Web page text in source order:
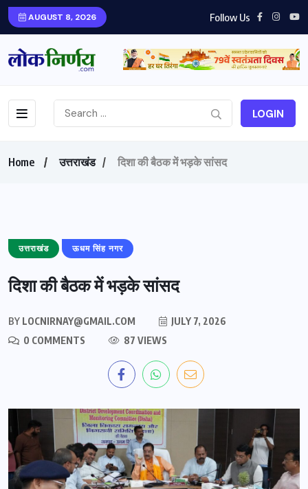
AUGUST 8, 2026 Follow Us
LOGIN
Home उत्तराखंड दिशा की बैठक में भड़के सांसद
उत्तराखंड ऊधम सिंह नगर
दिशा की बैठक में भड़के सांसद
BY LOCNIRNAY@GMAIL.COM
JULY 7, 2026
0 COMMENTS
87 VIEWS